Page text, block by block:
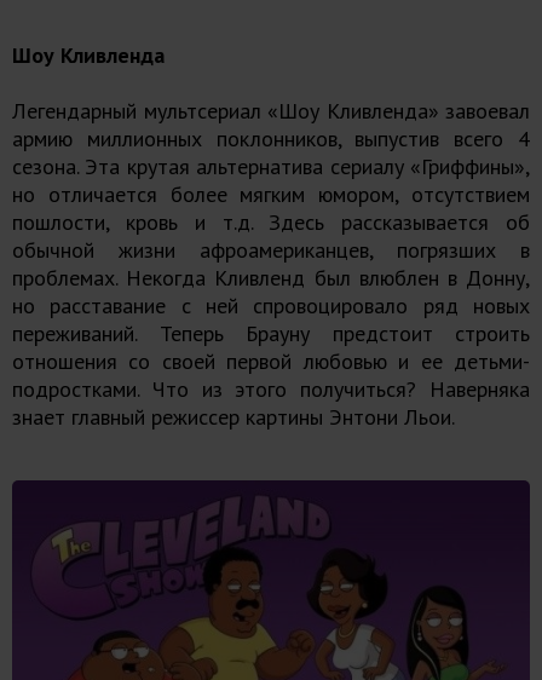
Шоу Кливленда
Легендарный мультсериал «Шоу Кливленда» завоевал
армию миллионных поклонников, выпустив всего 4
сезона. Эта крутая альтернатива сериалу «Гриффины»,
но отличается более мягким юмором, отсутствием
пошлости, кровь и т.д. Здесь рассказывается об
обычной жизни афроамериканцев, погрязших в
проблемах. Некогда Кливленд был влюблен в Донну,
но расставание с ней спровоцировало ряд новых
переживаний. Теперь Брауну предстоит строить
отношения со своей первой любовью и ее детьми-
подростками. Что из этого получиться? Наверняка
знает главный режиссер картины Энтони Льои.